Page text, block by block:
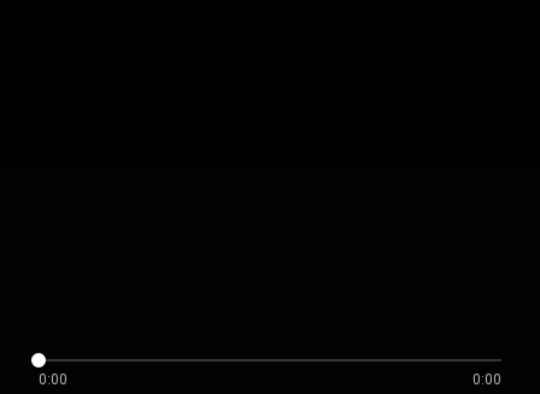
0:00 0:00